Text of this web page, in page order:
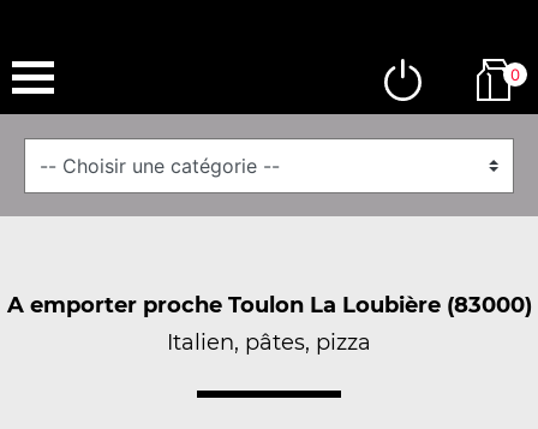
0
A emporter proche Toulon La Loubière (83000)
Italien, pâtes, pizza